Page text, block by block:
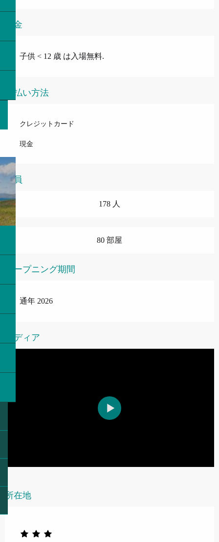
料金
子供 < 12 歳 は入場無料.
支払い方法
クレジットカード
現金
定員
178 人
80 部屋
オープニング期間
通年 2026
メディア
所在地